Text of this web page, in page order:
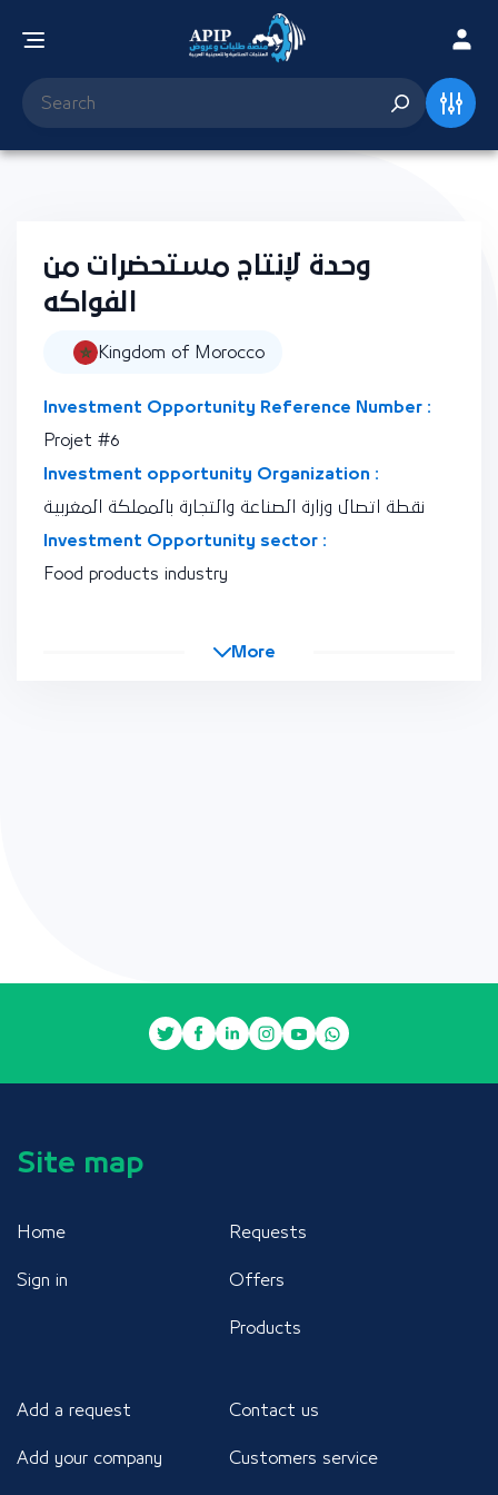
وحدة لإنتاج مستحضرات من
الفواكه
Kingdom of Morocco
Investment Opportunity Reference Number :
Projet #6
Investment opportunity Organization :
نقطة اتصال وزارة الصناعة والتجارة بالمملكة المغربية
Investment Opportunity sector :
Food products industry
More
Site map
Home
Sign in
Requests
Offers
Products
Add a request
Add your company
Contact us
Customers service